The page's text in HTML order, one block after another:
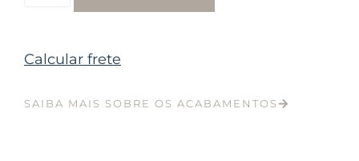
Calcular frete
SAIBA MAIS SOBRE OS ACABAMENTOS